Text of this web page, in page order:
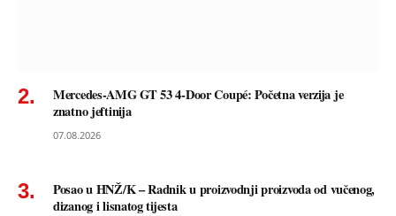
Mercedes-AMG GT 53 4-Door Coupé: Početna verzija je
znatno jeftinija
07.08.2026
Posao u HNŽ/K – Radnik u proizvodnji proizvoda od vučenog,
dizanog i lisnatog tijesta